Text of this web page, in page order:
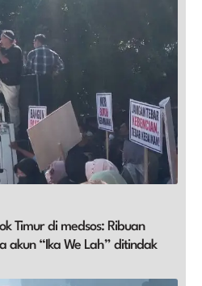
Timur di medsos: Ribuan
akun “Ika We Lah” ditindak